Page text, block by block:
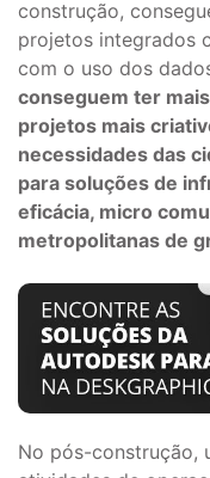
construção,
projetos integrados
com o uso dos
conseguem ter
projetos mais
necessidades das
para soluções de
eficácia, micro
metropolitanas de
No pós-construção,